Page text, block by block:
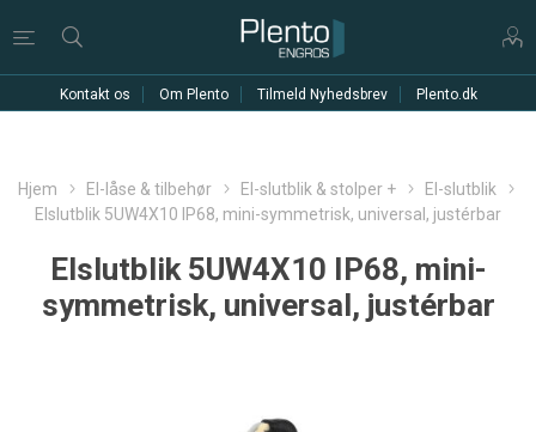
Kontakt os Om Plento Tilmeld Nyhedsbrev Plento.dk
Hjem El-låse & tilbehør El-slutblik & stolper +
El-slutblik
Elslutblik 5UW4X10 IP68, mini-symmetrisk, universal, justérbar
Elslutblik 5UW4X10 IP68, mini-
symmetrisk, universal, justérbar